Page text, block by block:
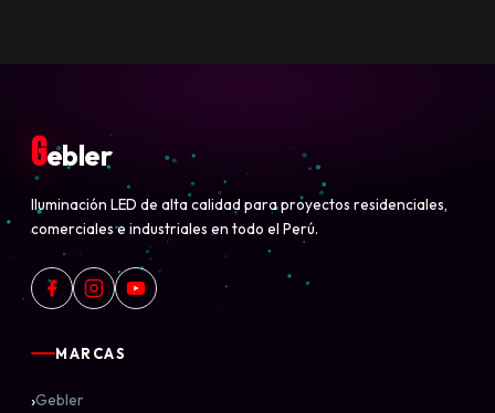
Gebler
Iluminación LED de alta calidad para proyectos residenciales,
comerciales e industriales en todo el Perú.
MARCAS
›Gebler